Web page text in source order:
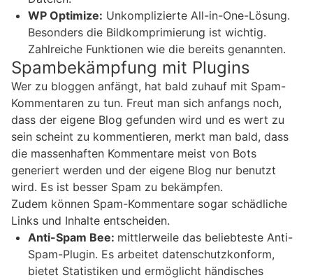
WP Optimize: Unkomplizierte All-in-One-Lösung.
Besonders die Bildkomprimierung ist wichtig.
Zahlreiche Funktionen wie die bereits genannten.
Spambekämpfung mit Plugins
Wer zu bloggen anfängt, hat bald zuhauf mit Spam-
Kommentaren zu tun. Freut man sich anfangs noch,
dass der eigene Blog gefunden wird und es wert zu
sein scheint zu kommentieren, merkt man bald, dass
die massenhaften Kommentare meist von Bots
generiert werden und der eigene Blog nur benutzt
wird. Es ist besser Spam zu bekämpfen.
Zudem können Spam-Kommentare sogar schädliche
Links und Inhalte entscheiden.
Anti-Spam Bee: mittlerweile das beliebteste Anti-
Spam-Plugin. Es arbeitet datenschutzkonform,
bietet Statistiken und ermöglicht händisches